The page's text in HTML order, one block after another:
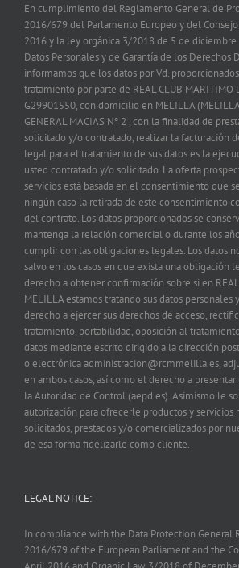
En cumplimiento del Reglamento General de
2016/679 del Parlamento Europeo y del
2016 y la ley orgánica 3/2018 de 5 de
Datos Personales y de Garantía de los Derechos
informamos que los datos por Vd.
tratamiento por parte de REAL CLUB MARITIMO
G29901550, con domicilio en MELILLA
GENERAL MACIAS Nº 2 , con la finalidad de
solicitado y/o contratado, realizar la facturación
legal para el tratamiento de sus datos es la
usted contratado y/o solicitado. La oferta
servicios está basada en el consentimiento que
ningún caso la retirada de este consentimiento
del contrato. Los datos proporcionados se
mantenga la relación comercial o durante los
cumplir con las obligaciones legales. Los datos
salvo en los casos en que exista una obligación
derecho a obtener confirmación sobre si en
MELILLA estamos tratando sus datos personales
derecho a ejercer sus derechos de acceso,
tratamiento, portabilidad, oposición al
datos mediante escrito dirigido a la dirección
o electrónica administracion@rcmmelilla.es,
en ambos casos, así como el derecho a
la Autoridad de Control (aepd.es). Asimismo le
autorización para ofrecerle productos y servicios
solicitados, prestados y/o comercializados por
de esa forma fidelizarle como cliente.
LEGAL NOTICE:
In compliance with the Data Protection General
2016/679 of the European Parliament and the